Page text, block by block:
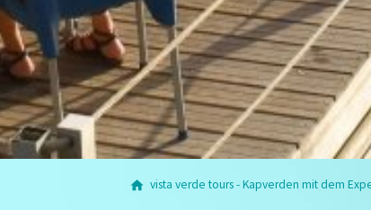
vista verde tours - Kapverden mit dem